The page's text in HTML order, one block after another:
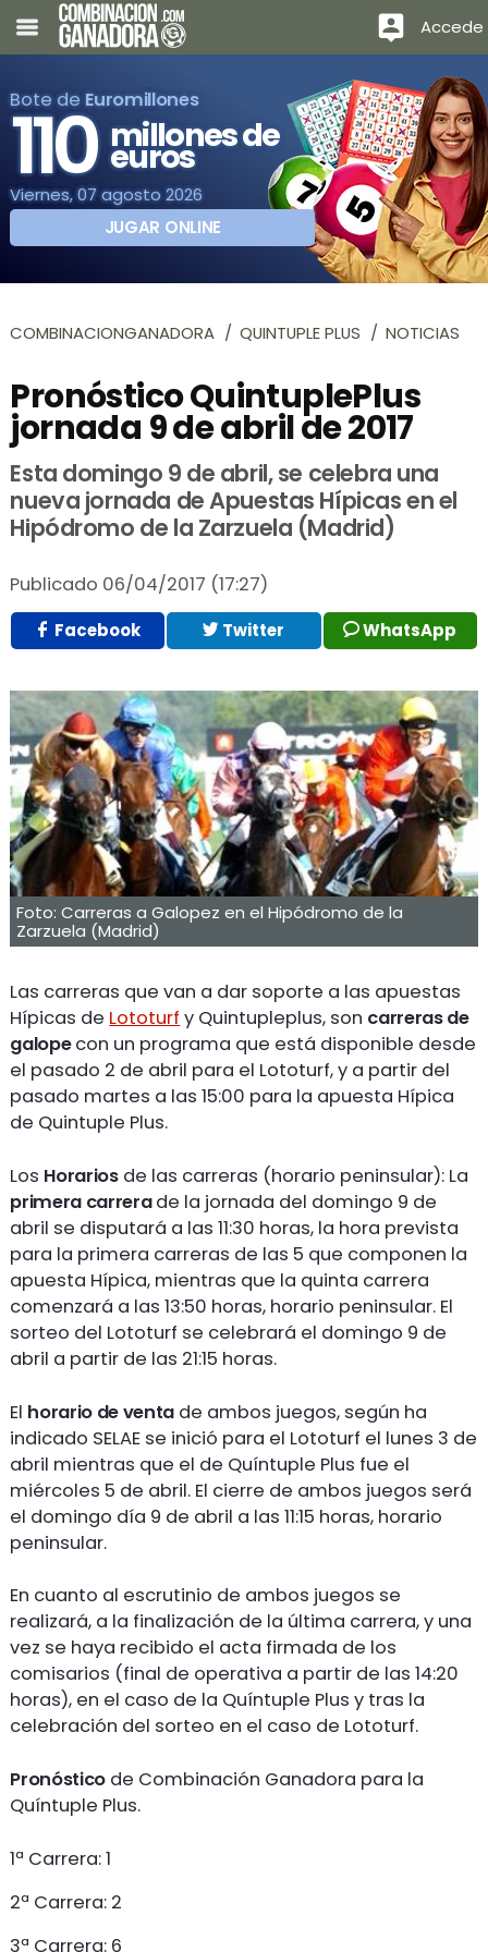
Accede
Bote de Euromillones
110 millones de
euros
Viernes, 07 agosto 2026
JUGAR ONLINE
COMBINACIONGANADORA QUINTUPLE PLUS NOTICIAS
Pronóstico QuintuplePlus
jornada 9 de abril de 2017
Esta domingo 9 de abril, se celebra una
nueva jornada de Apuestas Hípicas en el
Hipódromo de la Zarzuela (Madrid)
Publicado 06/04/2017 (17:27)
Facebook Twitter WhatsApp
Foto: Carreras a Galopez en el Hipódromo de la
Zarzuela (Madrid)
Las carreras que van a dar soporte a las apuestas
Hípicas de Lototurf y Quintupleplus, son carreras de
galopecon un programa que está disponible desde
el pasado 2 de abril para el Lototurf, y a partir del
pasado martes a las 15:00 para la apuesta Hípica
de Quintuple Plus.
Los Horariosde las carreras (horario peninsular): La
primera carrerade la jornada del domingo 9 de
abril se disputará a las 11:30 horas, la hora prevista
para la primera carreras de las 5 que componen la
apuesta Hípica, mientras que la quinta carrera
comenzará a las 13:50 horas, horario peninsular. El
sorteo del Lototurf se celebrará el domingo 9 de
abril a partir de las 21:15 horas.
El horario de venta de ambos juegos, según ha
indicado SELAE se inició para el Lototurf el lunes 3 de
abril mientras que el de Quíntuple Plus fue el
miércoles 5 de abril. El cierre de ambos juegos será
el domingo día 9 de abril a las 11:15 horas, horario
peninsular.
En cuanto al escrutinio de ambos juegos se
realizará, a la finalización de la última carrera, y una
vez se haya recibido el acta firmada de los
comisarios (final de operativa a partir de las 14:20
horas), en el caso de la Quíntuple Plus y tras la
celebración del sorteo en el caso de Lototurf.
Pronóstico de Combinación Ganadora para la
Quíntuple Plus.
1ª Carrera: 1
2ª Carrera: 2
3ª Carrera: 6